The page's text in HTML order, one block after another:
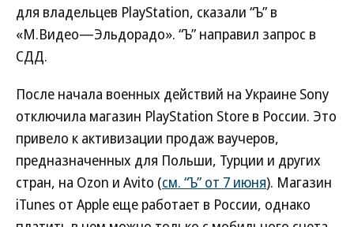
для владельцев PlayStation, сказали “Ъ” в
«М.Видео—Эльдорадо». “Ъ” направил запрос в
СДД.
После начала военных действий на Украине Sony
отключила магазин PlayStation Store в России. Это
привело к активизации продаж ваучеров,
предназначенных для Польши, Турции и других
стран, на Ozon и Avito (см. “Ъ” от 7 июня). Магазин
iTunes от Apple еще работает в России, однако